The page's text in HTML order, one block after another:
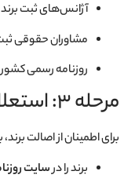
آژانس‌های ثبت برند
مشاوران حقوقی
روزنامه رسمی کشور
مرحله 3: استعلام قانونی برند
برای اطمینان از اصالت برند،
برند را درسایت